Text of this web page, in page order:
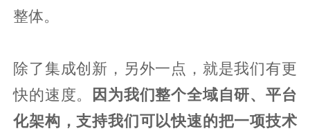
整体。
除了集成创新，另外一点，就是我们有更
快的速度。
因为我们整个全域自研、平台
化架构，支持我们可以快速的把一项技术